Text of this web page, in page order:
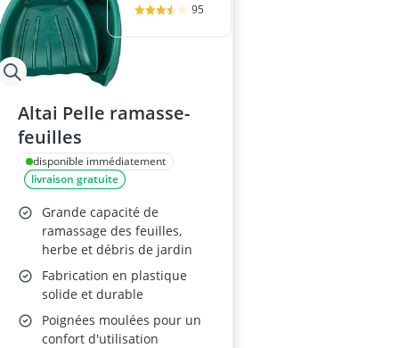
95
Altai Pelle ramasse-
feuilles
disponible immédiatement
livraison gratuite
Grande capacité de
ramassage des feuilles,
herbe et débris de jardin
Fabrication en plastique
solide et durable
Poignées moulées pour un
confort d'utilisation